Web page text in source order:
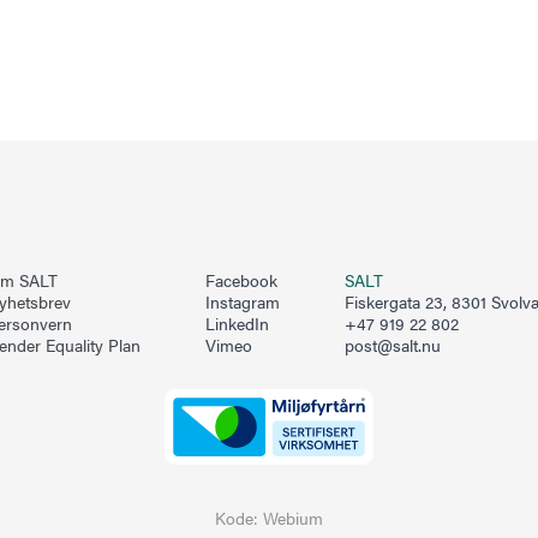
SALT
Equality Plan
Facebook
Instagram
LinkedIn
Vimeo
SALT
Fiskergata 23, 8301
+47 919 22 802
post@salt.nu
Kode: Webium